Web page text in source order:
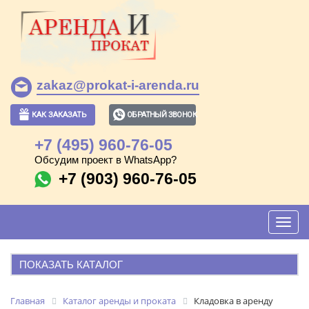
zakaz@prokat-i-arenda.ru
КАК ЗАКАЗАТЬ ОБРАТНЫЙ ЗВОНОК
+7 (495) 960-76-05
Обсудим проект в WhatsApp?
+7 (903) 960-76-05
ПОКАЗАТЬ КАТАЛОГ
Главная Каталог аренды и проката Кладовка в аренду